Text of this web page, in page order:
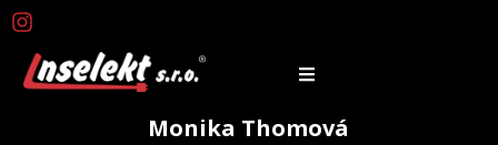
Monika Thomová